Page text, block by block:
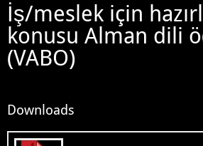
İş/meslek için
konusu Alman dili
(VABO)
Downloads